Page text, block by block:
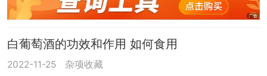
白葡萄酒的功效和作用 如何食用
2022-11-25 杂项收藏